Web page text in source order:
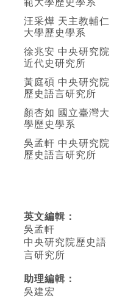
範大學歷史學系
汪采燁 天主教輔仁
大學歷史學系
徐兆安 中央研究院
近代史研究所
黃庭碩 中央研究院
歷史語言研究所
顏杏如 國立臺灣大
學歷史學系
吳孟軒 中央研究院
歷史語言研究所
英文編輯 ：
吳孟軒
中央研究院歷史語
言研究所
助理編輯：
吳建宏